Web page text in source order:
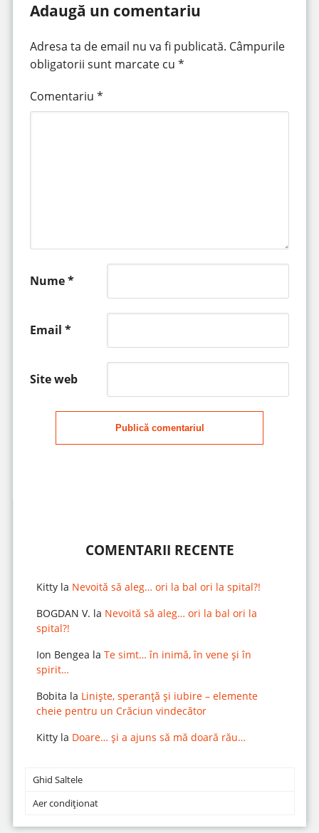
Adaugă un comentariu
Adresa ta de email nu va fi publicată. Câmpurile
obligatorii sunt marcate cu *
Comentariu *
Nume*
Email *
Site web
Publică comentariul
COMENTARII RECENTE
Kittyla Nevoită să aleg… ori la bal ori la spital?!
BOGDAN V. la Nevoită să aleg… ori la bal ori la
spital?!
Ion Bengea la Te simt… în inimă, în vene și în
spirit…
Bobita la Liniște, speranță și iubire – elemente
cheie pentru un Crăciun vindecător
Kittyla Doare… și a ajuns să mă doară rău…
Ghid Saltele
Aer condiționat